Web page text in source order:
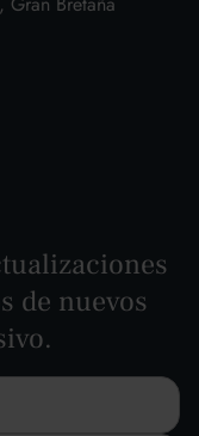
de nuevos